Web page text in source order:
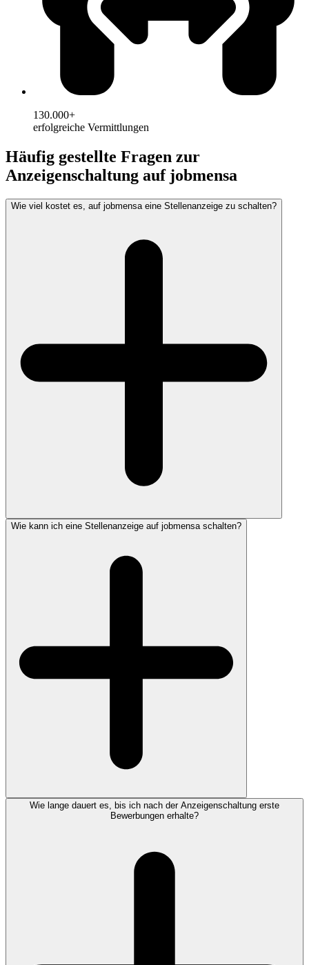
130.000+
erfolgreiche Vermittlungen
Häufig gestellte Fragen zur
Anzeigenschaltung auf jobmensa
Wie viel kostet es, auf jobmensa eine Stellenanzeige zu schalten?
Wie kann ich eine Stellenanzeige auf jobmensa schalten?
Wie lange dauert es, bis ich nach der Anzeigenschaltung erste
Bewerbungen erhalte?